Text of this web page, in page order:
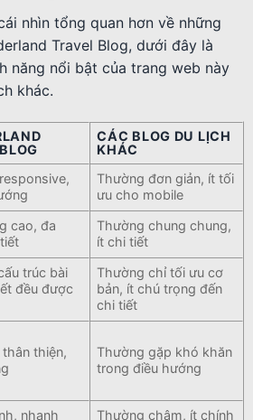
nhìn tổng quan hơn về những
Travel Blog, dưới đây là
năng nổi bật của trang web này
khác.
CÁC BLOG DU LỊCH
KHÁC
Thường đơn giản, ít tối
ưu cho mobile
cao, đa
Thường chung chung,
ít chi tiết
trúc bài
đều được
Thường chỉ tối ưu cơ
bản, ít chú trọng đến
chi tiết
thiện,
Thường gặp khó khăn
trong điều hướng
nhanh Thường chậm, ít chính